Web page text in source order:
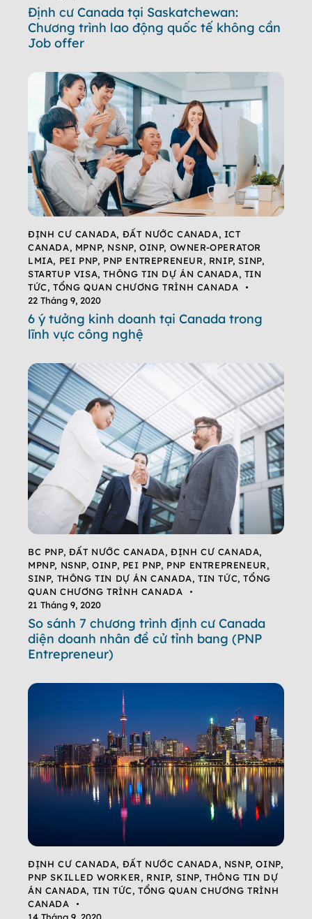
Định cư Canada tại Saskatchewan:
Chương trình lao động quốc tế không cần
Job offer
ĐỊNH CƯ CANADA, ĐẤT NƯỚC CANADA, ICT
CANADA, MPNP, NSNP,OINP, OWNER-OPERATOR
LMIA, PEI PNP, PNP ENTREPRENEUR, RNIP,SINP,
STARTUP VISA,THÔNG TIN DỰ ÁN CANADA, TIN
TỨC,TỔNG QUAN CHƯƠNG TRÌNH CANADA
22 Tháng 9, 2020
6 ý tưởng kinh doanh tại Canada trong
lĩnh vực công nghệ
BC PNP, ĐẤT NƯỚC CANADA,ĐỊNH CƯ CANADA,
MPNP, NSNP,OINP, PEI PNP, PNP ENTREPRENEUR,
SINP, THÔNG TIN DỰ ÁN CANADA,TIN TỨC,TỔNG
QUAN CHƯƠNG TRÌNH CANADA
21 Tháng 9, 2020
So sánh 7 chương trình định cư Canada
diện doanh nhân đề cử tỉnh bang (PNP
Entrepreneur)
ĐỊNH CƯ CANADA, ĐẤT NƯỚC CANADA, NSNP,OINP,
PNP SKILLED WORKER, RNIP, SINP,THÔNG TIN DỰ
ÁN CANADA, TIN TỨC,TỔNG QUAN CHƯƠNG TRÌNH
CANADA